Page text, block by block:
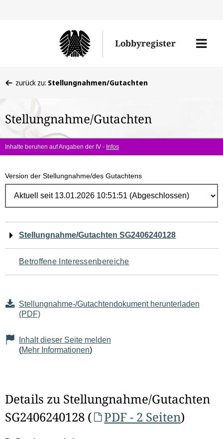
Lobbyregister
Menü
befinden
hier:
zurück zu: Stellungnahmen/Gutachten
Stellungnahme/Gutachten
Inhalte beruhen auf Angaben der IV - Infos
Version der Stellungnahme/des Gutachtens
Navigation
für
den
Seiteninhalt
Stellungnahme/Gutachten SG2406240128
Betroffene Interessenbereiche
Stellungnahme-/Gutachtendokument herunterladen
(PDF)
Inhalt dieser Seite melden
(Mehr Informationen)
Details zu Stellungnahme/Gutachten
SG2406240128 (
PDF - 2 Seiten)